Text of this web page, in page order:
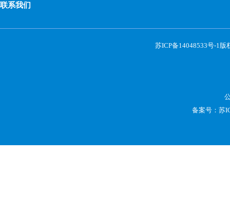
联系我们
苏ICP备14048533号-1版
备案号： 苏